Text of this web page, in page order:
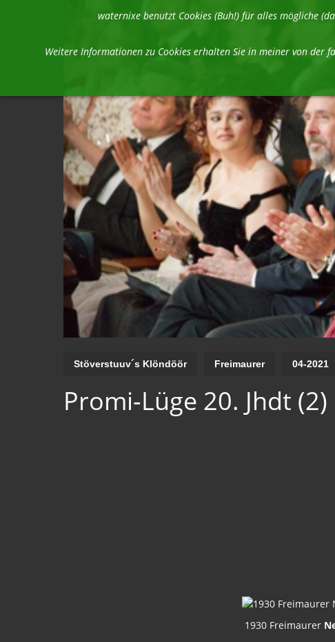
waternixe benutzt Cookies (Buh!) für alles mögliche
Weitere Informationen zu Cookies erhalten Sie in meiner von der
Stöverstuuv´s Klöndöör Freimaurer 04-2021
Promi-Lüge 20. Jhdt (2)
1930 Freimaurer